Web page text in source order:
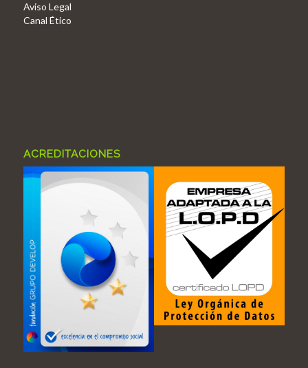
Aviso Legal
Canal Ético
ACREDITACIONES